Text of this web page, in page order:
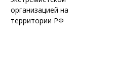
организацией на
территории РФ